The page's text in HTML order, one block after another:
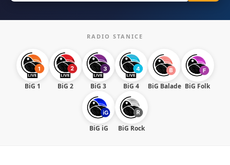
RADIO STANICE
BiG 1 BiG 2 BiG 3 BiG 4 BiG Balade BiG Folk
BiG iG BiG Rock